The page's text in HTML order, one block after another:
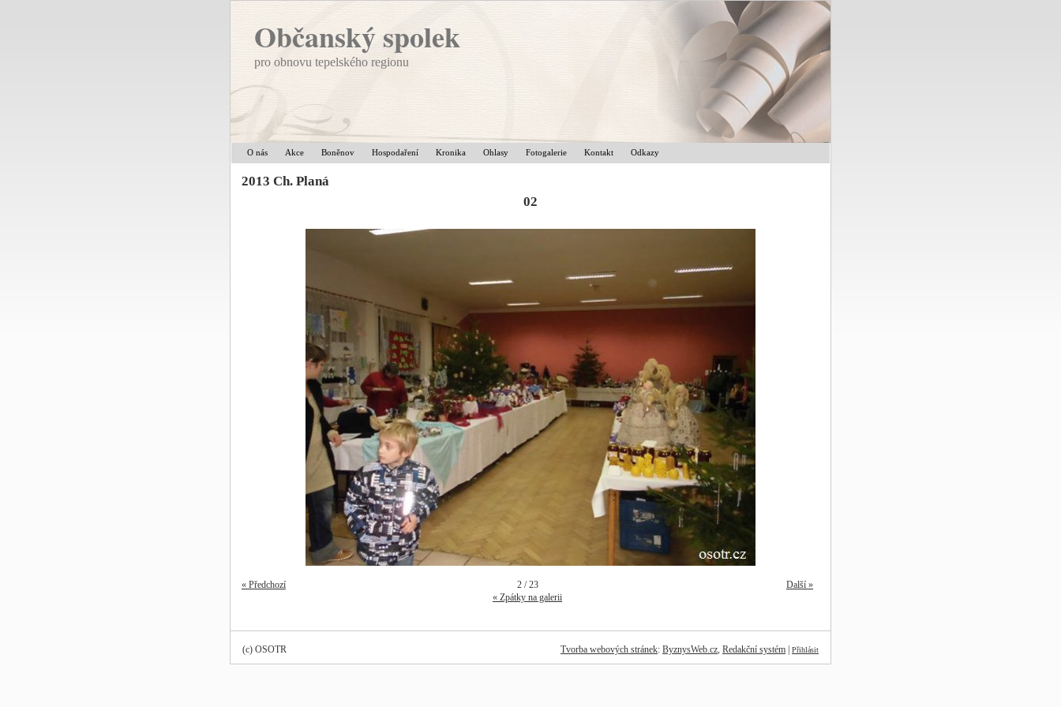
Občanský spolek
pro obnovu tepelského regionu
O nás Akce Boněnov Hospodaření Kronika Ohlasy Fotogalerie Kontakt Odkazy
2013 Ch. Planá
02
« Předchozí 2 / 23
Další »
« Zpátky na galerii
Tvorba webových stránek: ByznysWeb.cz, Redakční systém Přihlásit
(c) OSOTR